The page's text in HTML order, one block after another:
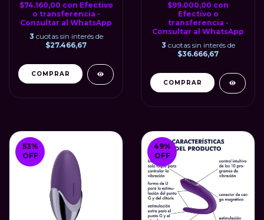
$74.160,00 con Efectivo
o transferencia -
Consultar al WhatsApp
3 cuotas sin interés de
$27.466,67
$99.000,00 con
Efectivo o
transferencia -
Consultar al WhatsApp
3 cuotas sin interés de
$36.666,67
53%
OFF
49%
OFF